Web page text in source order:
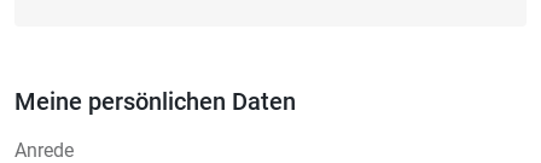
Meine persönlichen Daten
Anrede